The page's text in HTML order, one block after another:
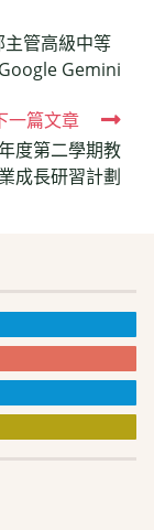
管高級中等
Gemini
一篇文章
度第二學期教
成長研習計劃